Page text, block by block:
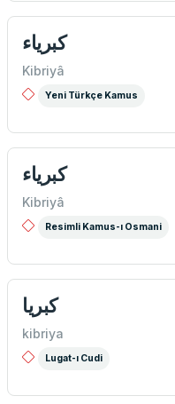
كبرياء
Kibriyâ
Yeni Türkçe Kamus
كبرياء
Kibriyâ
Resimli Kamus-ı Osmani
كبريا
kibriya
Lugat-ı Cudi